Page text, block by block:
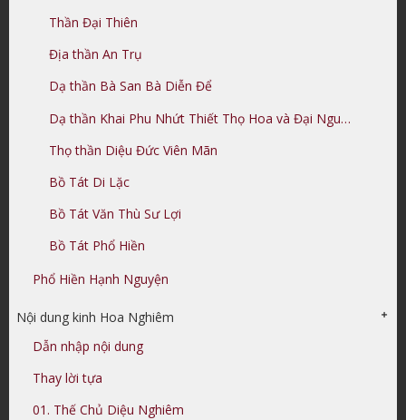
Thần Đại Thiên
Địa thần An Trụ
Dạ thần Bà San Bà Diễn Để
Dạ thần Khai Phu Nhứt Thiết Thọ Hoa và Đại Nguyện Tinh Tấn Lực Cứu Nhứt Thiết Chúng Sanh
Thọ thần Diệu Đức Viên Mãn
Bồ Tát Di Lặc
Bồ Tát Văn Thù Sư Lợi
Bồ Tát Phổ Hiền
Phổ Hiền Hạnh Nguyện
Nội dung kinh Hoa Nghiêm
Dẫn nhập nội dung
Thay lời tựa
01. Thế Chủ Diệu Nghiêm